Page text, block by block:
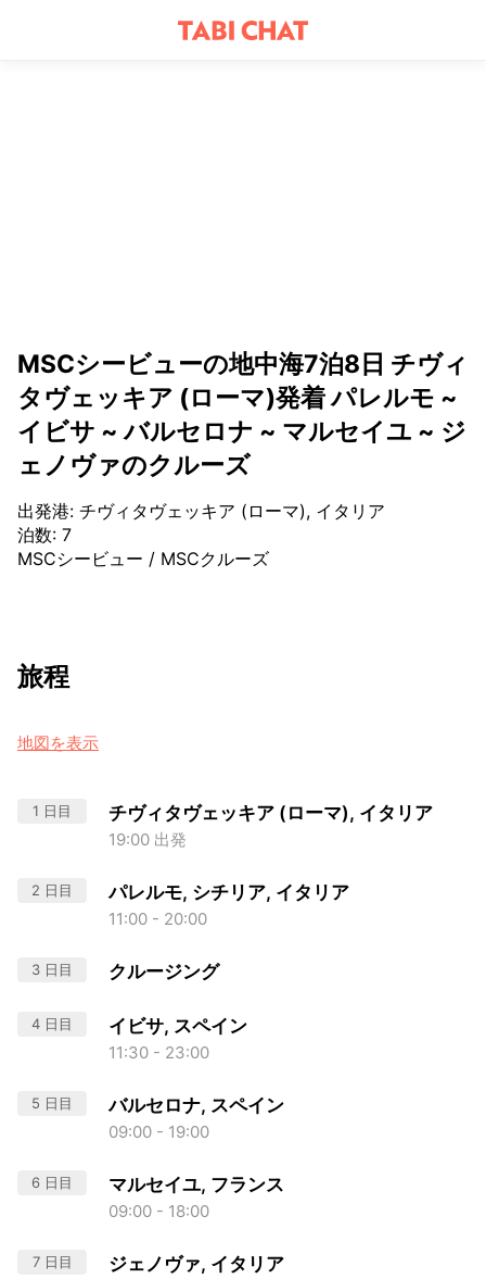
MSCシービューの地中海7泊8日 チヴィ
タヴェッキア (ローマ)発着 パレルモ ~
イビサ ~ バルセロナ ~ マルセイユ ~ ジ
ェノヴァのクルーズ
出発港: チヴィタヴェッキア (ローマ), イタリア
泊数: 7
MSCシービュー / MSCクルーズ
旅程
地図を表示
1 日目 チヴィタヴェッキア (ローマ), イタリア
19:00 出発
2 日目 パレルモ, シチリア, イタリア
11:00 - 20:00
3 日目 クルージング
4 日目 イビサ, スペイン
11:30 - 23:00
5 日目 バルセロナ, スペイン
09:00 - 19:00
6 日目 マルセイユ, フランス
09:00 - 18:00
7 日目 ジェノヴァ, イタリア